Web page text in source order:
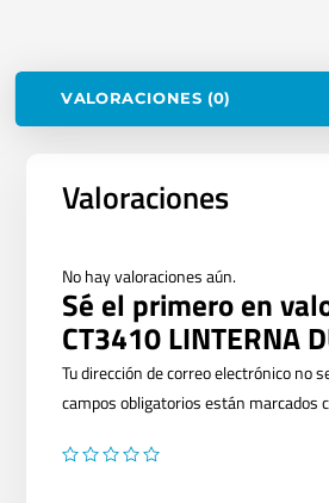
VALORACIONES (0)
Valoraciones
No hay valoraciones aún.
Sé el primero en
CT3410 LINTERNA
Tu dirección de correo electrónico no
campos obligatorios están marcados